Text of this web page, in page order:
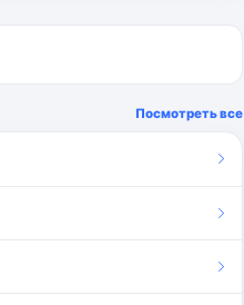
Посмотреть все